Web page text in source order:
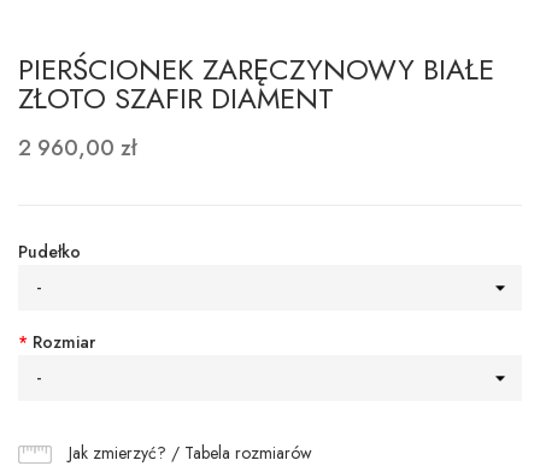
PIERŚCIONEK ZARĘCZYNOWY BIAŁE
ZŁOTO SZAFIR DIAMENT
2 960,00 zł
Pudełko
-
* Rozmiar
-
Jak zmierzyć? / Tabela rozmiarów